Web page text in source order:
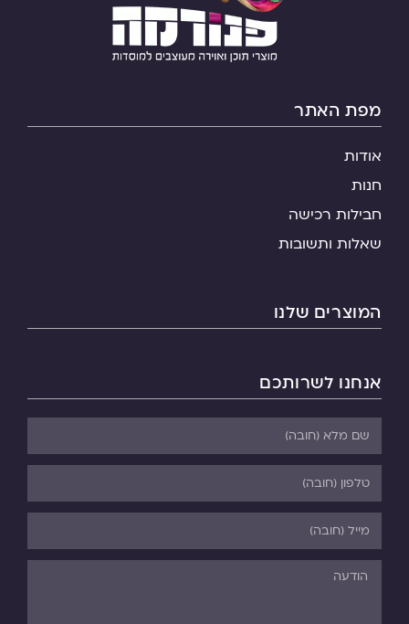
מפת האתר
אודות
חנות
חבילות רכישה
שאלות ותשובות
המוצרים שלנו
אנחנו לשרותכם